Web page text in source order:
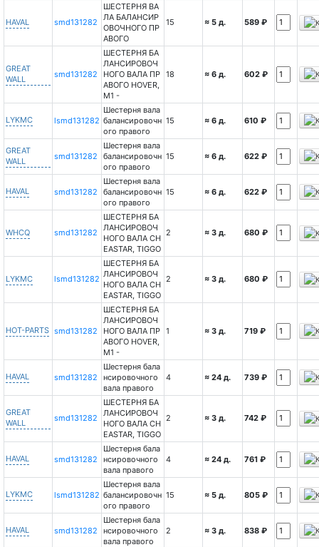
HAVAL smd131282
ШЕСТЕРНЯ ВА
ЛА БАЛАНСИР
ОВОЧНОГО ПР
АВОГО
15 ≈ 5 д. 589 ₽
GREAT
WALL
smd131282
ШЕСТЕРНЯ БА
ЛАНСИРОВОЧ
НОГО ВАЛА ПР
АВОГО HOVER,
М1 -
18 ≈ 6 д. 602 ₽
LYKMC lsmd131282
Шестерня вала
балансировочн
ого правого
15 ≈ 6 д. 610 ₽
GREAT
WALL
smd131282
Шестерня вала
балансировочн
ого правого
15 ≈ 6 д. 622 ₽
HAVAL smd131282
Шестерня вала
балансировочн
ого правого
15 ≈ 6 д. 622 ₽
WHCQ smd131282
ШЕСТЕРНЯ БА
ЛАНСИРОВОЧ
НОГО ВАЛА CH
EASTAR, TIGGO
2 ≈ 3 д. 680 ₽
LYKMC lsmd131282
ШЕСТЕРНЯ БА
ЛАНСИРОВОЧ
НОГО ВАЛА CH
EASTAR, TIGGO
2 ≈ 3 д. 680 ₽
HOT-PARTS smd131282
ШЕСТЕРНЯ БА
ЛАНСИРОВОЧ
НОГО ВАЛА ПР
АВОГО HOVER,
М1 -
1 ≈ 3 д. 719 ₽
HAVAL smd131282
Шестерня бала
нсировочного
вала правого
4 ≈ 24 д. 739 ₽
GREAT
WALL
smd131282
ШЕСТЕРНЯ БА
ЛАНСИРОВОЧ
НОГО ВАЛА CH
EASTAR, TIGGO
2 ≈ 3 д. 742 ₽
HAVAL smd131282
Шестерня бала
нсировочного
вала правого
4 ≈ 24 д. 761 ₽
LYKMC lsmd131282
Шестерня вала
балансировочн
ого правого
15 ≈ 5 д. 805 ₽
HAVAL smd131282
Шестерня бала
нсировочного
вала правого
2 ≈ 3 д. 838 ₽